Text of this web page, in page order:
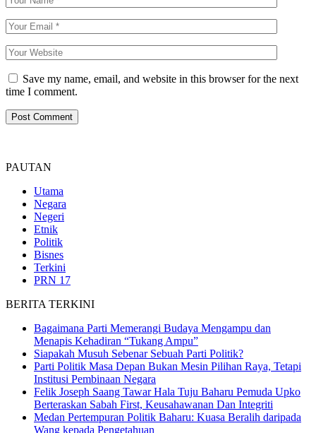
Save my name, email, and website in this browser for the next
time I comment.
PAUTAN
Utama
Negara
Negeri
Etnik
Politik
Bisnes
Terkini
PRN 17
BERITA TERKINI
Bagaimana Parti Memerangi Budaya Mengampu dan
Menapis Kehadiran “Tukang Ampu”
Siapakah Musuh Sebenar Sebuah Parti Politik?
Parti Politik Masa Depan Bukan Mesin Pilihan Raya, Tetapi
Institusi Pembinaan Negara
Felik Joseph Saang Tawar Hala Tuju Baharu Pemuda Upko
Berteraskan Sabah First, Keusahawanan Dan Integriti
Medan Pertempuran Politik Baharu: Kuasa Beralih daripada
Wang kepada Pengetahuan